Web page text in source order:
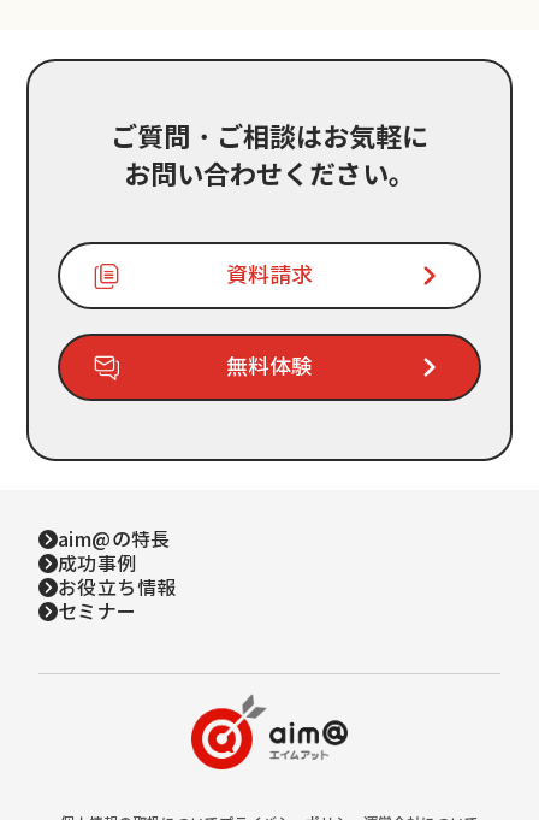
ご質問・ご相談はお気軽に
お問い合わせください。
資料請求
無料体験
aim@の特長
成功事例
お役立ち情報
セミナー